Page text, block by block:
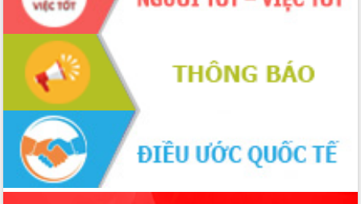
Khởi động Dự án Đầu tư xây dựng hạ
tầng kỹ thuật Cụm công nghiệp Tân
Gặp mặt các cơ quan báo chí nhân Kỷ
niệm 101 năm Ngày Báo chí Cách
mạng Việt Nam
Đắk Lắk sơ kết 4 năm triển khai thực
hiện Đề án 06 của Chính phủ
Họp báo thông tin về Hội nghị Công bố
Quy hoạch và Xúc tiến đầu tư tỉnh Đắk
Lắk